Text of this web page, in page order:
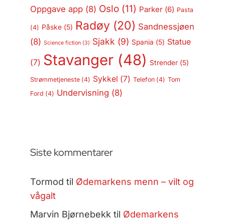
Oppgave app(8) Oslo(11) Parker(6) Pasta
(4) Påske(5) Radøy(20) Sandnessjøen
(8) Science fiction(3) Sjakk (9) Spania (5) Statue
(7) Stavanger(48) Strender(5)
Strømmetjeneste(4) Sykkel (7) Telefon(4) Tom
Ford (4) Undervisning (8)
Siste kommentarer
Tormod til Ødemarkens menn – vilt og
vågalt
Marvin Bjørnebekk til Ødemarkens